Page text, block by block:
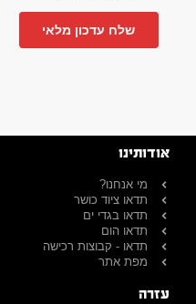
שלח עדכון מלאי
אודותינו
מי אנחנו?
תדאו ציוד כושר
תדאו בגדי ים
תדאו הום
תדאו - קבוצות רכישה
מפת אתר
עזרה